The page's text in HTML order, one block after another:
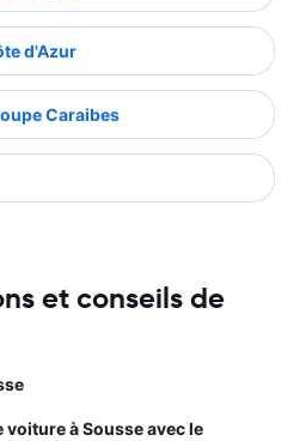
d'Azur
Caraibes
et conseils de
voiture à Sousse avec le